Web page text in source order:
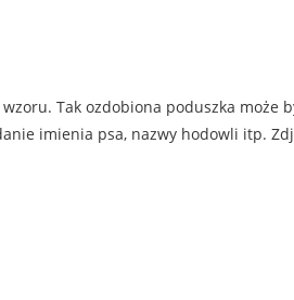
Tak ozdobiona poduszka
imienia psa, nazwy hodowli itp.